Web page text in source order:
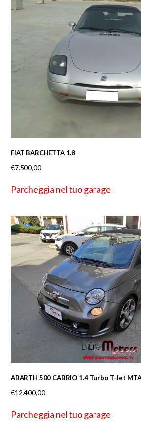
FIAT BARCHETTA 1.8
€7.500,00
Parcheggia nel tuo garage
ABARTH 500 CABRIO 1.4 Turbo T-Jet
€12.400,00
Parcheggia nel tuo garage